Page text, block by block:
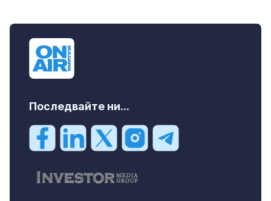
Последвайте ни...